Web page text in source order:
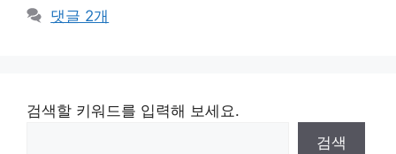
댓글 2개
검색할 키워드를 입력해 보세요.
검색